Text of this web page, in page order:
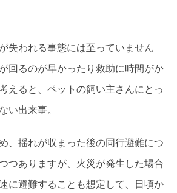
失われる事態には至っていません
回るのが早かったり救助に時間がか
ると、ペットの飼い主さんにとっ
い出来事。
、揺れが収まった後の同行避難につ
つありますが、火災が発生した場合
に避難することも想定して、日頃か